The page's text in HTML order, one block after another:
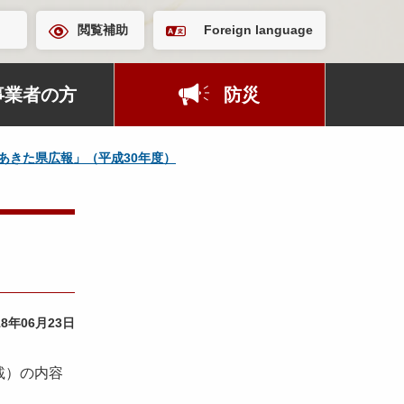
閲覧補助 Foreign language
業者の方 防災
きた県広報」（平成30年度）
年06月23日
）の内容